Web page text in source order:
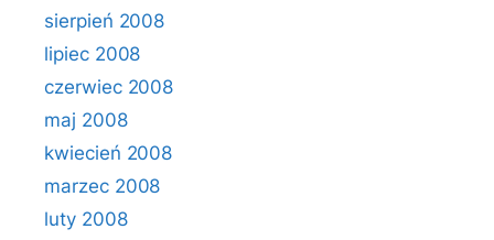
sierpień 2008
lipiec 2008
czerwiec 2008
maj 2008
kwiecień 2008
marzec 2008
luty 2008